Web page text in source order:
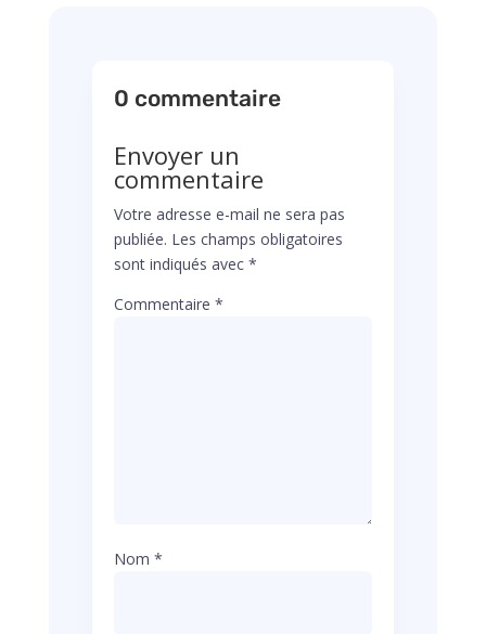
0 commentaire
Envoyer un
commentaire
Votre adresse e-mail ne sera pas
publiée. Les champs obligatoires
sont indiqués avec *
Commentaire *
Nom *